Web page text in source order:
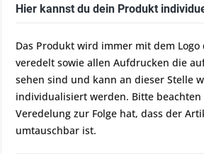
Hier kannst du dein Produkt
Das Produkt wird immer mit dem Logo
veredelt sowie allen Aufdrucken die
sehen sind und kann an dieser Stelle
individualisiert werden. Bitte beachten
Veredelung zur Folge hat, dass der
umtauschbar ist.